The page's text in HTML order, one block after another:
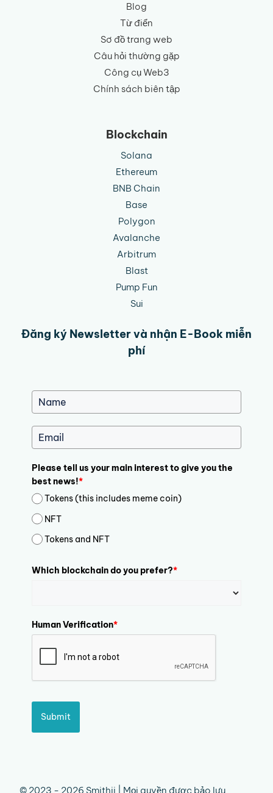
Blog
Từ điển
Sơ đồ trang web
Câu hỏi thường gặp
Công cụ Web3
Chính sách biên tập
Blockchain
Solana
Ethereum
BNB Chain
Base
Polygon
Avalanche
Arbitrum
Blast
Pump Fun
Sui
Đăng ký Newsletter và nhận E-Book miễn
phí
Please tell us your main interest to give you the
best news!*
Tokens (this includes meme coin)
NFT
Tokens and NFT
Which blockchain do you prefer?*
Human Verification*
Submit
© 2023 - 2026 Smithii | Mọi quyền được bảo lưu